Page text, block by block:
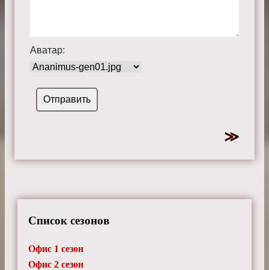
Аватар:
Список сезонов
Офис 1 сезон
Офис 2 сезон